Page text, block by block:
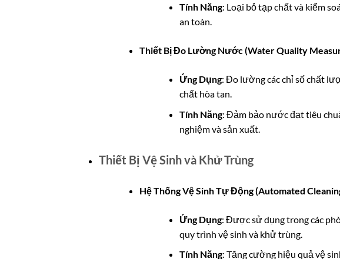
Tính Năng: Loại bỏ tạp chất và kiểm
an toàn.
Thiết Bị Đo Lường Nước (Water Quality
Ứng Dụng: Đo lường các chỉ số chất
chất hòa tan.
Tính Năng: Đảm bảo nước đạt tiêu
nghiệm và sản xuất.
Thiết Bị Vệ Sinh và Khử Trùng
Hệ Thống Vệ Sinh Tự Động (Automated
Ứng Dụng: Được sử dụng trong các
quy trình vệ sinh và khử trùng.
Tính Năng: Tăng cường hiệu quả vệ